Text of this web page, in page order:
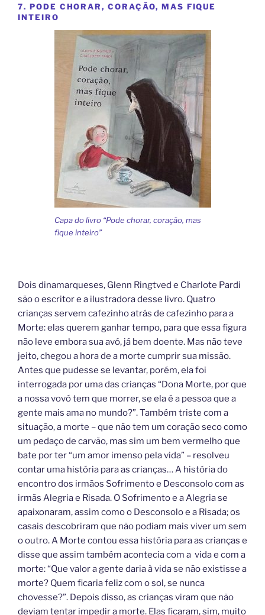
7. PODE CHORAR, CORAÇÃO, MAS FIQUE
INTEIRO
Capa do livro “Pode chorar, coração, mas
fique inteiro”
Dois dinamarqueses, Glenn Ringtved e Charlote Pardi
são o escritor e a ilustradora desse livro. Quatro
crianças servem cafezinho atrás de cafezinho para a
Morte: elas querem ganhar tempo, para que essa figura
não leve embora sua avó, já bem doente. Mas não teve
jeito, chegou a hora de a morte cumprir sua missão.
Antes que pudesse se levantar, porém, ela foi
interrogada por uma das crianças “Dona Morte, por que
a nossa vovó tem que morrer, se ela é a pessoa que a
gente mais ama no mundo?”. Também triste com a
situação, a morte – que não tem um coração seco como
um pedaço de carvão, mas sim um bem vermelho que
bate por ter “um amor imenso pela vida” – resolveu
contar uma história para as crianças… A história do
encontro dos irmãos Sofrimento e Desconsolo com as
irmãs Alegria e Risada. O Sofrimento e a Alegria se
apaixonaram, assim como o Desconsolo e a Risada; os
casais descobriram que não podiam mais viver um sem
o outro. A Morte contou essa história para as crianças e
disse que assim também acontecia com a vida e com a
morte: “Que valor a gente daria à vida se não existisse a
morte? Quem ficaria feliz com o sol, se nunca
chovesse?”. Depois disso, as crianças viram que não
deviam tentar impedir a morte. Elas ficaram, sim, muito